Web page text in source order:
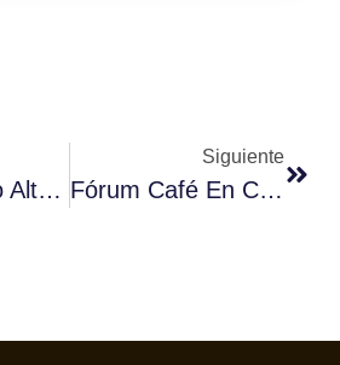
El Café Como Alternativa De Futuro.
Siguiente
Fórum Café En Canal 33.